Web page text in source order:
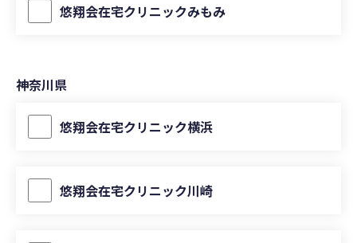
悠翔会在宅クリニックみもみ
神奈川県
悠翔会在宅クリニック横浜
悠翔会在宅クリニック川崎